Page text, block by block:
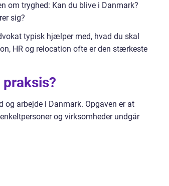
om tryghed: Kan du blive i Danmark?
sig?
typisk hjælper med, hvad du skal
HR og relocation ofte er den stærkeste
og arbejde i Danmark. Opgaven er at
og virksomheder undgår